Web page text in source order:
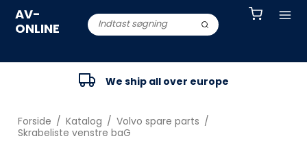
AV-
ONLINE
We ship all over europe
Forside / Katalog / Volvo spare parts /
Skrabeliste venstre baG